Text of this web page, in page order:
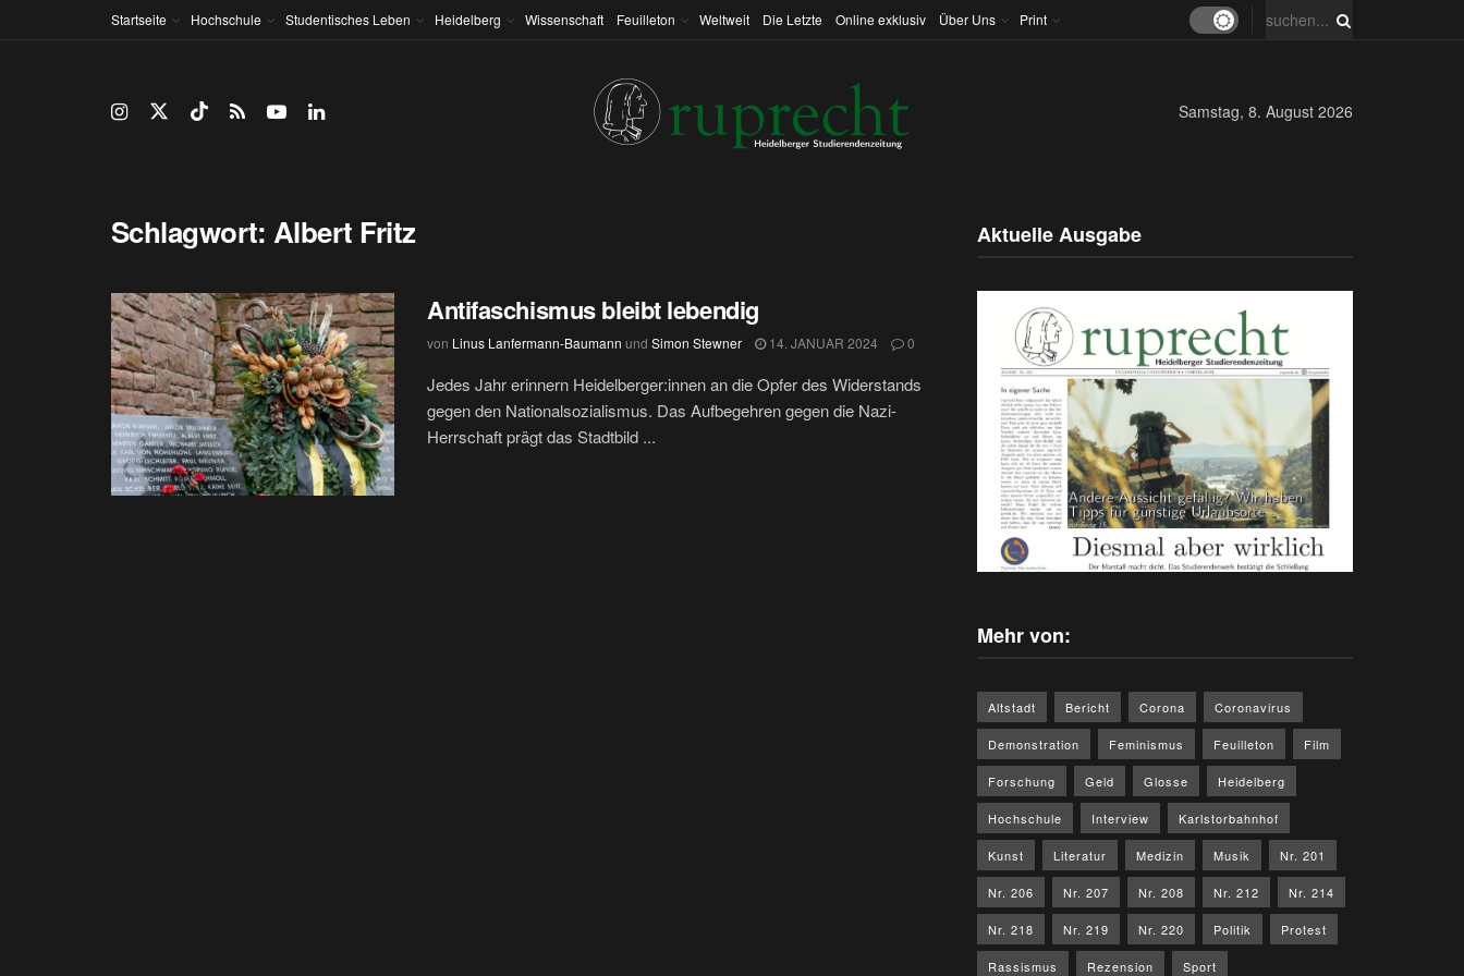
Startseite Hochschule Studentisches Leben Heidelberg Wissenschaft Feuilleton Weltweit Die Letzte Online exklusiv Über Uns Print
Samstag, 8. August 2026
Schlagwort: Albert Fritz
Antifaschismus bleibt lebendig
von Linus Lanfermann-Baumann und Simon Stewner 14. JANUAR 2024 0
Jedes Jahr erinnern Heidelberger:innen an die Opfer des Widerstands
gegen den Nationalsozialismus. Das Aufbegehren gegen die Nazi-
Herrschaft prägt das Stadtbild ...
Aktuelle Ausgabe
Mehr von:
Altstadt Bericht Corona Coronavirus
Demonstration Feminismus Feuilleton Film
Forschung Geld Glosse Heidelberg
Hochschule Interview Karlstorbahnhof
Kunst Literatur Medizin Musik Nr. 201
Nr. 206 Nr. 207 Nr. 208 Nr. 212 Nr. 214
Nr. 218 Nr. 219 Nr. 220 Politik Protest
Rassismus Rezension Sport